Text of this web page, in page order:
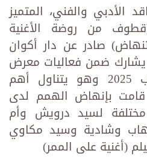
الأدبي والفني، المتميز
من روضة الأغنية
صادر عن دار أكوان
يشارك ضمن فعاليات معرض
القاهرة الدولي للكتاب 2025 وهو يتناول أهم
قامت بإنهاض الهمم لدى
لسيد درويش وأم
وشادية وسيد مكاوي
(أغنية على الممر)